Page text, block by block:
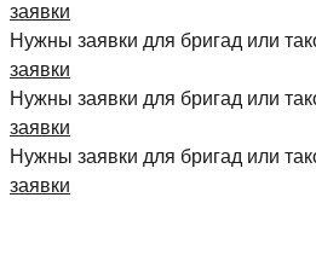
заявки
Нужны заявки для бригад или
заявки
Нужны заявки для бригад или
заявки
Нужны заявки для бригад или
заявки